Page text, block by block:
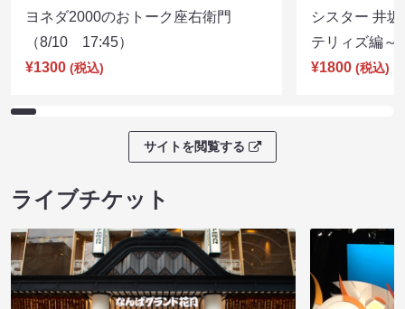
ヨネダ2000のおトーク座右衛門
（8/10 17:45）
¥1300 (税込)
シスター 井
テリィズ編
¥1800 (税込)
サイトを閲覧する
ライブチケット